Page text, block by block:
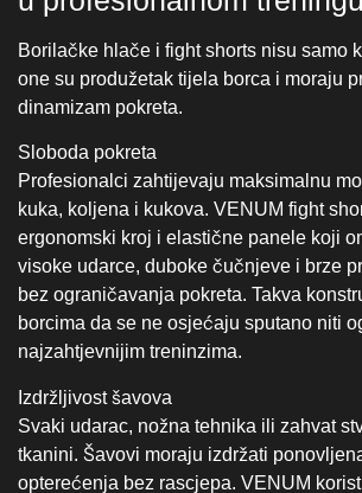
visoke udarce, duboke čučnjeve i brze
bez ograničavanja pokreta. Takva
borcima da se ne osjećaju sputano niti
najzahtjevnijim treninzima.
Izdržljivost šavova
Svaki udarac, nožna tehnika ili zahvat
tkanini. Šavovi moraju izdržati
opterećenja bez rascjepa. VENUM
tehnološki napredne tkanine, što znači
zadržavaju integritet, čak i nakon
korištenja.
Prilagodba eksplozivnim pokretima
U borilačkim sportovima explozivnost je
radi o naglom udarcu ili brzom
hlače moraju biti lagane, elastične i
shorts pružaju upravo takvu